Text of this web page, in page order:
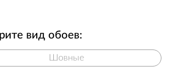
вид обоев:
Шовные